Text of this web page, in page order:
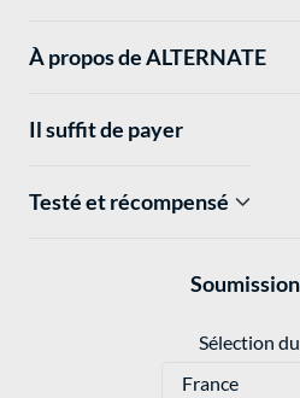
À propos de ALTERNATE
Il suffit de payer
Testé et récompensé
Sélection